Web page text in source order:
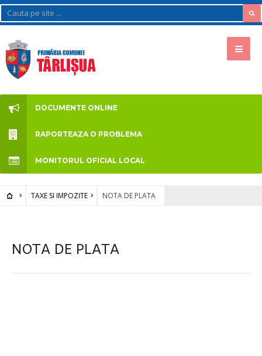
DOCUMENTE ONLINE
RAPORTEAZA O PROBLEMA
MONITORUL OFICIAL LOCAL
TAXE SI IMPOZITE NOTA DE PLATA
NOTA DE PLATA